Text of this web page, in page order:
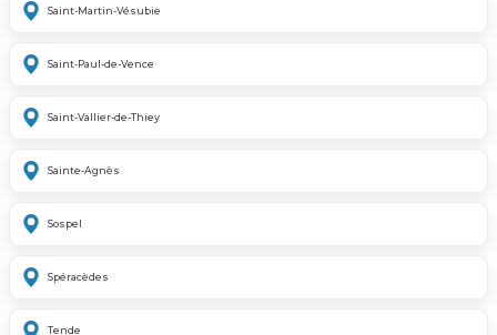
Saint-Martin-Vésubie
Saint-Paul-de-Vence
Saint-Vallier-de-Thiey
Sainte-Agnès
Sospel
Spéracèdes
Tende